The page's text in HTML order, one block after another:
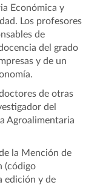
Económica y
Los profesores
de
del grado
y de un
de otras
del
Agroalimentaria
la Mención de
(código
edición y de